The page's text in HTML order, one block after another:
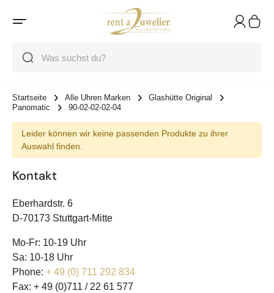
Startseite Alle Uhren Marken
Glashütte Original
Panomatic
90-02-02-02-04
Leider können wir keine passenden Produkte zu ihrer
Auswahl finden.
Kontakt
Eberhardstr. 6
D-70173 Stuttgart-Mitte
Mo-Fr: 10-19 Uhr
Sa: 10-18 Uhr
Phone: + 49 (0) 711 292 834
Fax: + 49 (0)711 / 22 61 577